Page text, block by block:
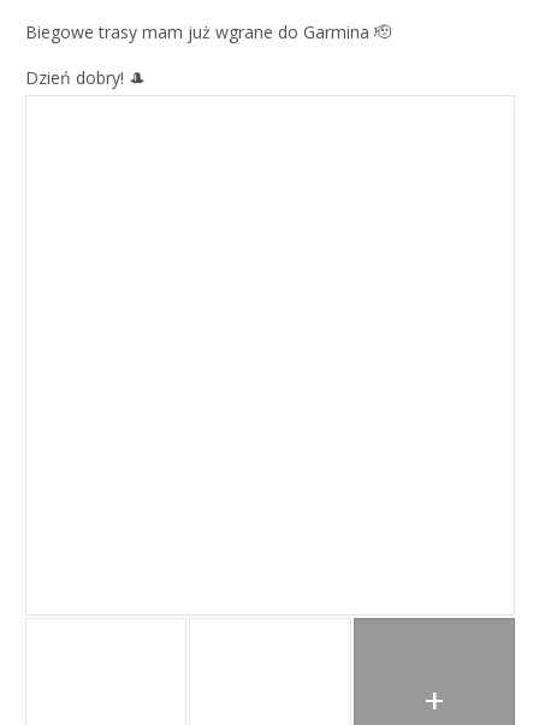
Biegowe trasy mam już wgrane do Garmina 🫡
Dzień dobry! 🎩
+